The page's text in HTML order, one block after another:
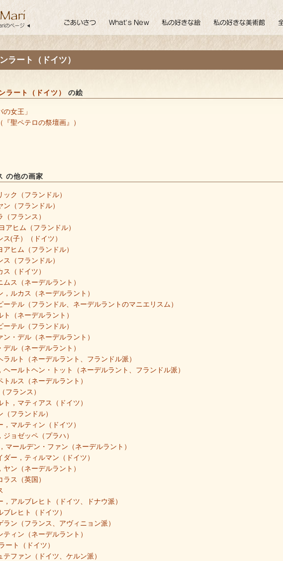
ラート（ドイツ）
ラート（ドイツ）の絵
の女王」
『聖ペテロの祭壇画』）
の他の画家
ク（フランドル）
（フランドル）
フランス）
アヒム（フランドル）
(子）（ドイツ）
ヒム（フランドル）
（フランドル）
（ドイツ）
ス（ネーデルラント）
ルカス（ネーデルラント）
ーテル（フランドル、ネーデルラントのマニエリスム）
（ネーデルラント）
テル（フランドル）
・デル（ネーデルラント）
ル（ネーデルラント）
ラルト（ネーデルラント、フランドル派）
ヘールトヘン・トット（ネーデルラント、フランドル派）
ルス（ネーデルラント）
フランス）
，マティアス（ドイツ）
フランドル）
マルティン（ドイツ）
ョゼッペ（プラハ）
マールデン・ファン（ネーデルラント）
ダー，ティルマン（ドイツ）
ン（ネーデルラント）
ス（英国）
，アルブレヒト（ドイツ、ドナウ派）
レヒト（ドイツ）
ラン（フランス、アヴィニョン派）
ィン（ネーデルラント）
ート（ドイツ）
テファン（ドイツ、ケルン派）